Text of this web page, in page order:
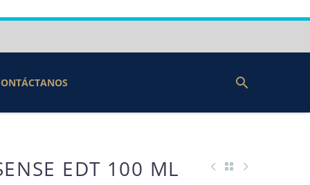
EDT 100 ML